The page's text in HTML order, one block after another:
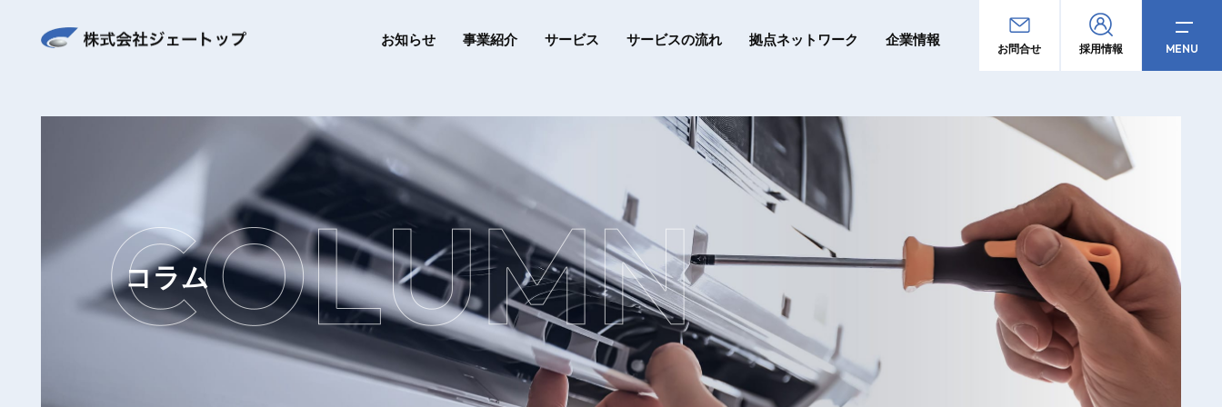
お知らせ 事業紹介 サービス サービスの流れ 拠点ネットワーク 企業情報
お問合せ 採用情報 MENU
コラム